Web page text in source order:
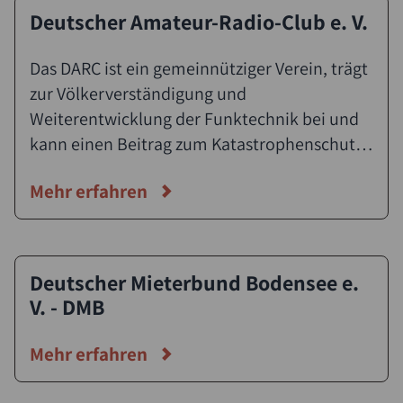
Deutscher Amateur-Radio-Club e. V.
Das DARC ist ein gemeinnütziger Verein, trägt
zur Völkerverständigung und
Weiterentwicklung der Funktechnik bei und
kann einen Beitrag zum Katastrophenschutz
Mehr erfahren
Deutscher Mieterbund Bodensee e.
V. - DMB
Mehr erfahren